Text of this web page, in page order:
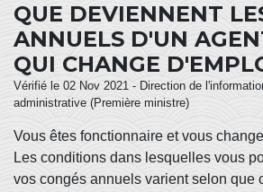
QUE DEVIENNENT
ANNUELS D'UN
QUI CHANGE
Vérifié le 02 Nov 2021 - Direction de
administrative (Première ministre)
Vous êtes fonctionnaire et vous
Les conditions dans lesquelles vous
vos congés annuels varient selon que